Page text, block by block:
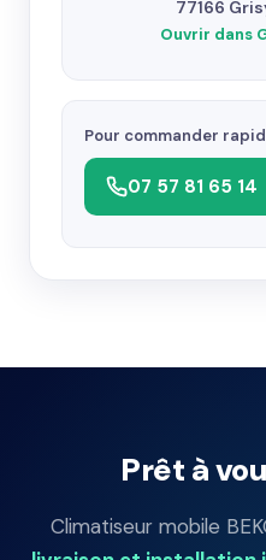
77166
Ouvrir dans
Pour commander
07 57 81 65 14
Prêt à
Climatiseur mobile